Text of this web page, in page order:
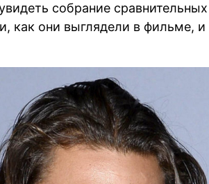
собрание сравнительных
как они выглядели в фильме, и